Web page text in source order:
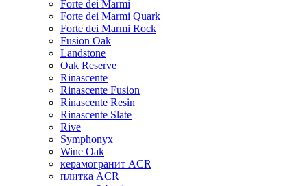
Forte dei Marmi
Forte dei Marmi Quark
Forte dei Marmi Rock
Fusion Oak
Landstone
Oak Reserve
Rinascente
Rinascente Fusion
Rinascente Resin
Rinascente Slate
Rive
Symphonyx
Wine Oak
керамогранит ACR
плитка ACR